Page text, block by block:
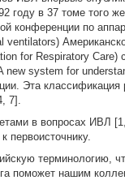
году в 37 томе того
конференции по
for Respiratory Care)
new system for
Эта
7].
в вопросах ИВЛ
первоисточнику.
терминологию,
поможет нашим